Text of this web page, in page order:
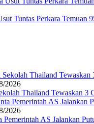
Tuntas Perkara Temuan
2026
Thailand Tewaskan
2026
AS Jalankan